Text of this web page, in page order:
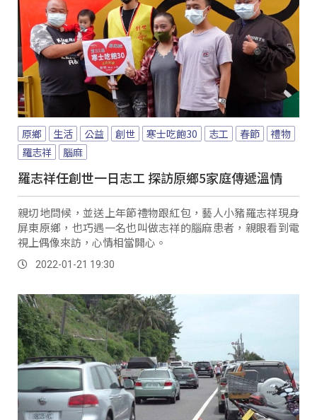
原鄉 生活 公益 創世 寒士吃飽30 志工 春節
禮物
羅志祥
腦麻
羅志祥任創世一日志工 探訪原鄉5家庭傳遞溫情
親切地問候，並送上年節禮物跟紅包，藝人小豬羅志祥現身
屏東原鄉，也巧遇一名也叫做志祥的腦麻患者，親眼看到電
視上偶像來訪，心情相當開心。
2022-01-21 19:30